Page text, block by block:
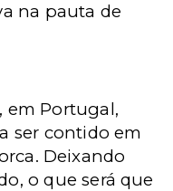
na pauta de
em Portugal,
ser contido em
Deixando
o que será que